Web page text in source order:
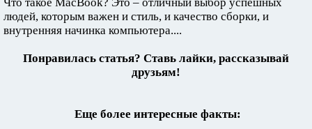
людей, которым важен и стиль, и качество сборки, и
внутренняя начинка компьютера....
Понравилась статья? Ставь лайки, рассказывай
друзьям!
Еще более интересные факты: